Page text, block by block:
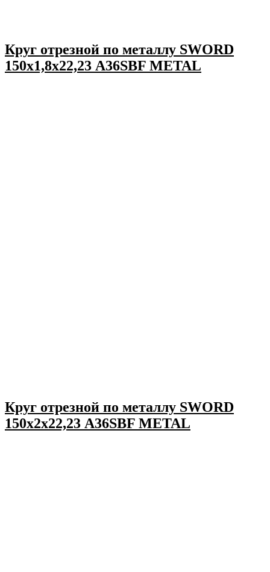
Круг отрезной по металлу SWORD
150х1,8х22,23 A36SBF METAL
Круг отрезной по металлу SWORD
150х2х22,23 A36SBF METAL